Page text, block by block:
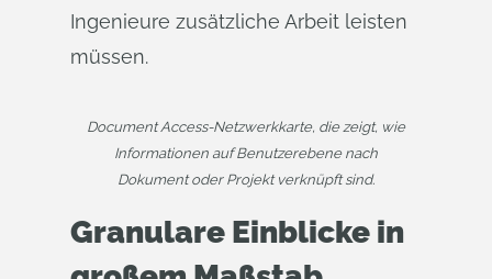
Ingenieure zusätzliche Arbeit leisten
müssen.
Document Access-Netzwerkkarte, die zeigt, wie
Informationen auf Benutzerebene nach
Dokument oder Projekt verknüpft sind.
Granulare Einblicke in